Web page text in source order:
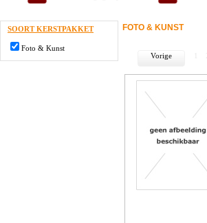
SOORT KERSTPAKKET
Foto & Kunst
FOTO & KUNST
Vorige